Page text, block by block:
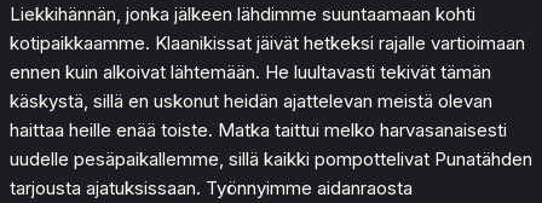
Liekkihännän, jonka jälkeen lähdimme suuntaamaan kohti
kotipaikkaamme. Klaanikissat jäivät hetkeksi rajalle vartioimaan
ennen kuin alkoivat lähtemään. He luultavasti tekivät tämän
käskystä, sillä en uskonut heidän ajattelevan meistä olevan
haittaa heille enää toiste. Matka taittui melko harvasanaisesti
uudelle pesäpaikallemme, sillä kaikki pompottelivat Punatähden
tarjousta ajatuksissaan. Työnnyimme aidanraosta